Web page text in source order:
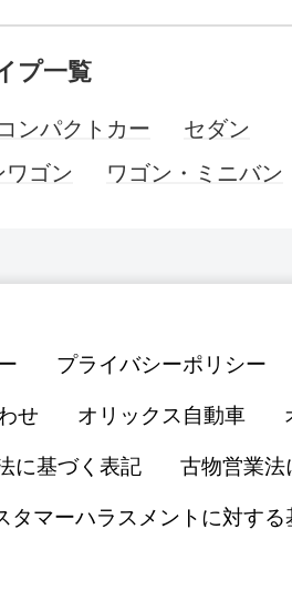
プ一覧
コンパクトカー
セダン
ワゴン
ワゴン・ミニバン
プライバシーポリシー
せ オリックス自動車
に基づく表記 古物営業法
タマーハラスメントに対する